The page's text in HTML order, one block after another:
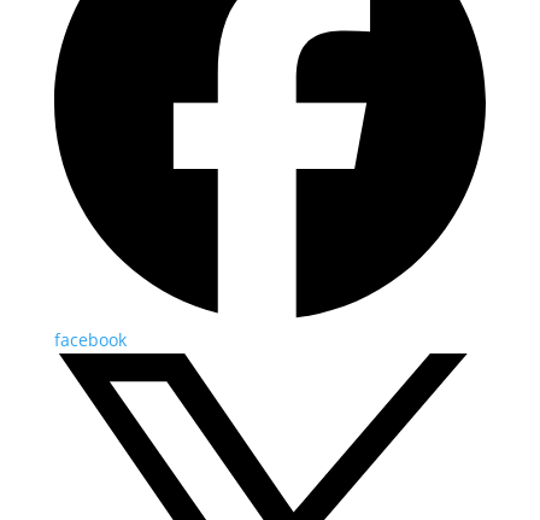
facebook